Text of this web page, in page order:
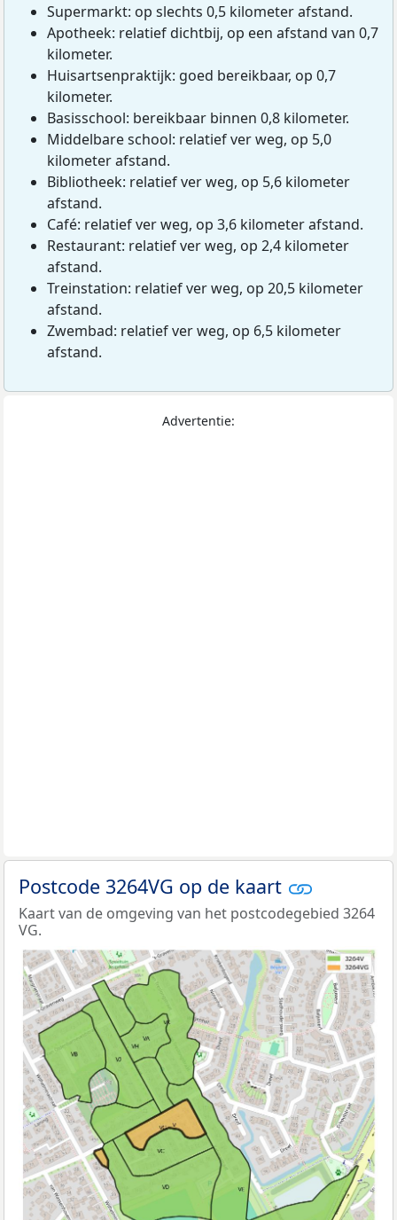
Supermarkt: op slechts 0,5 kilometer afstand.
Apotheek: relatief dichtbij, op een afstand van 0,7
kilometer.
Huisartsenpraktijk: goed bereikbaar, op 0,7
kilometer.
Basisschool: bereikbaar binnen 0,8 kilometer.
Middelbare school: relatief ver weg, op 5,0
kilometer afstand.
Bibliotheek: relatief ver weg, op 5,6 kilometer
afstand.
Café: relatief ver weg, op 3,6 kilometer afstand.
Restaurant: relatief ver weg, op 2,4 kilometer
afstand.
Treinstation: relatief ver weg, op 20,5 kilometer
afstand.
Zwembad: relatief ver weg, op 6,5 kilometer
afstand.
Advertentie:
Postcode 3264VG op de kaart
Kaart van de omgeving van het postcodegebied 3264
VG.